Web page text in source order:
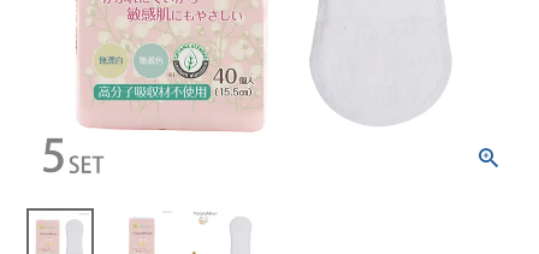
ガニックコット
(税込)
ホーム
新商品